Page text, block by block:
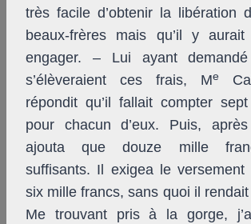
très facile d’obtenir la libération
beaux-frères mais qu’il y
engager. – Lui ayant
s’élèveraient ces frais, Me
répondit qu’il fallait compter
pour chacun d’eux. Puis,
ajouta que douze mille
suffisants. Il exigea le versement
six mille francs, sans quoi il
Me trouvant pris à la gorge,